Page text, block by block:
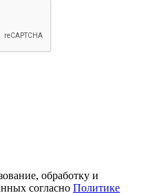
обработку и
согласно Политике